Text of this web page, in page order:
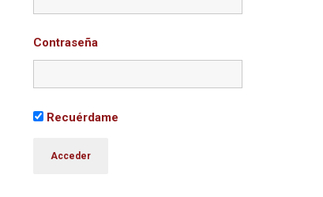
Contraseña
Recuérdame